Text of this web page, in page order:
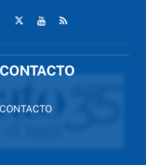
CONTACTO
CONTACTO